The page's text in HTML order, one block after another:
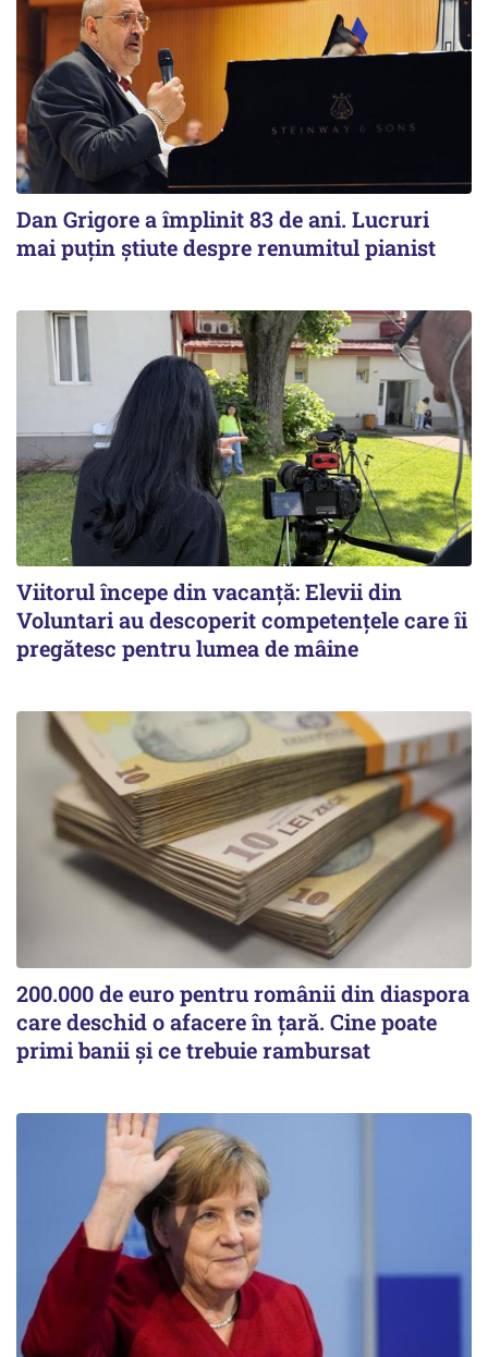
Dan Grigore a împlinit 83 de ani. Lucruri
mai puțin știute despre renumitul pianist
Viitorul începe din vacanță: Elevii din
Voluntari au descoperit competențele care îi
pregătesc pentru lumea de mâine
200.000 de euro pentru românii din diaspora
care deschid o afacere în țară. Cine poate
primi banii și ce trebuie rambursat